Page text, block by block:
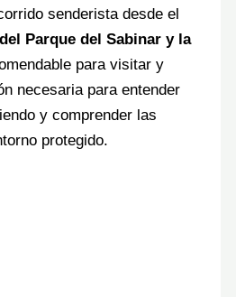
senderista desde el
Parque del Sabinar y la
para visitar y
necesaria para entender
y comprender las
protegido.